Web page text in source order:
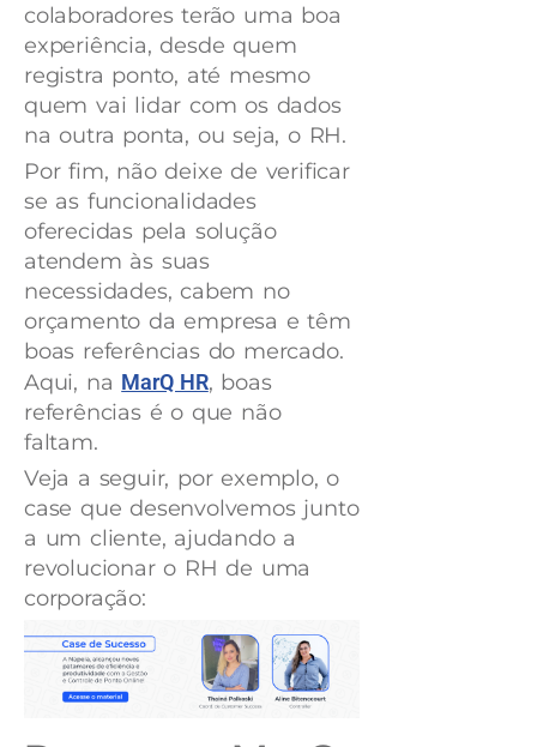
colaboradores terão uma boa
experiência, desde quem
registra ponto, até mesmo
quem vai lidar com os dados
na outra ponta, ou seja, o RH.
Por fim, não deixe de verificar
se as funcionalidades
oferecidas pela solução
atendem às suas
necessidades, cabem no
orçamento da empresa e têm
boas referências do mercado.
Aqui, na MarQ HR, boas
referências é o que não
faltam.
Veja a seguir, por exemplo, o
case que desenvolvemos junto
a um cliente, ajudando a
revolucionar o RH de uma
corporação: